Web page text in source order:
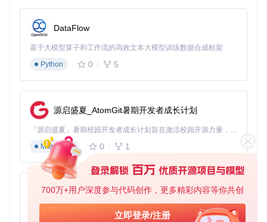
700万+用户深度参与代码创作，更多精彩内容等你共创
立即登录/注册
   ├─ >100样本/批 → 4×RTX 4090 (张量并行)
为什么显存优化比算力提升更重要？在实际部署中，我们发现
# 核心参数配置示例
"dtype": "bfloat16", # 平衡精度与显存的最优选择
"tensor_parallel_size":
"max_model_len"
"limit_mm_per_prompt": {"image": 5, "video": 5} # 多模
技术小贴士：张量并行（Tensor Parallelism）是将模型层拆分
到多张显卡的技术。Qwen2.5-VL-32B针对消费级显卡优化了
DataFlow
基于大模型算子和工作流的高效文本大模型训练数据合成框架
Python
0 5
源启盛夏_AtomGit暑期开发者成长计划
「源启盛夏」暑期校园开发者成长计划旨在激活校园开源力量，通过积分激励、认证扶持、资源倾斜等形式，引导高校组织和开发者完成「入驻 — 建项目 — 做贡献 — 获认证 — 得资源」的完整闭环。无论你是想带领社团入驻平台的组织者，还是希望用代码贡献证明自己的开发者，都能在这里找到属于你的成长路径。
Markdown
0 1
py-xiaozhi
基于Python的Xiaozhi AI，适用于想要完整Xiaozhi体验而无需拥有专用硬件的用户。